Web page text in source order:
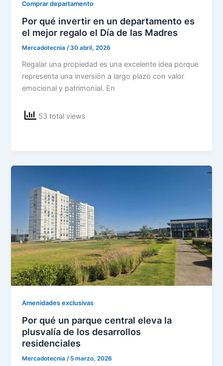
Comprar departamento
Por qué invertir en un departamento es
el mejor regalo el Día de las Madres
Mercadotecnia /30 abril, 2026
Regalar una propiedad es una excelente idea porque
representa una inversión a largo plazo con valor
emocional y patrimonial. En
53 total views
Amenidades exclusivas
Por qué un parque central eleva la
plusvalía de los desarrollos
residenciales
Mercadotecnia/ 5 marzo, 2026